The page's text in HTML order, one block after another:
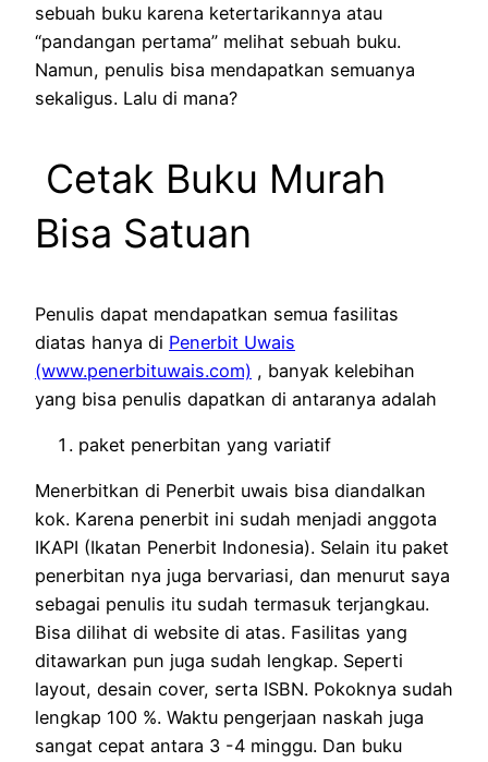
sebuah buku karena ketertarikannya atau
“pandangan pertama” melihat sebuah buku.
Namun, penulis bisa mendapatkan semuanya
sekaligus. Lalu di mana?
Cetak Buku Murah
Bisa Satuan
Penulis dapat mendapatkan semua fasilitas
diatas hanya di Penerbit Uwais
(www.penerbituwais.com) , banyak kelebihan
yang bisa penulis dapatkan di antaranya adalah
paket penerbitan yang variatif
Menerbitkan di Penerbit uwais bisa diandalkan
kok. Karena penerbit ini sudah menjadi anggota
IKAPI (Ikatan Penerbit Indonesia). Selain itu paket
penerbitan nya juga bervariasi, dan menurut saya
sebagai penulis itu sudah termasuk terjangkau.
Bisa dilihat di website di atas. Fasilitas yang
ditawarkan pun juga sudah lengkap. Seperti
layout, desain cover, serta ISBN. Pokoknya sudah
lengkap 100 %. Waktu pengerjaan naskah juga
sangat cepat antara 3 -4 minggu. Dan buku